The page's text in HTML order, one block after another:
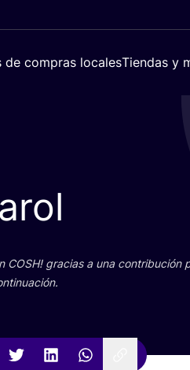
de compras localesTiendas y
COSH! gra­cias a una con­tri­bu­ción